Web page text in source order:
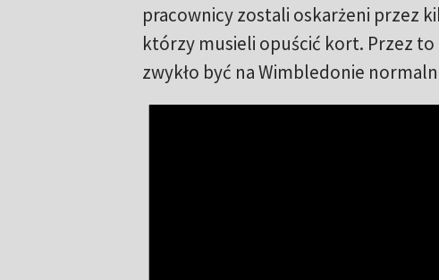
pracownicy zostali oskarżeni przez
którzy musieli opuścić kort. Przez
zwykło być na Wimbledonie